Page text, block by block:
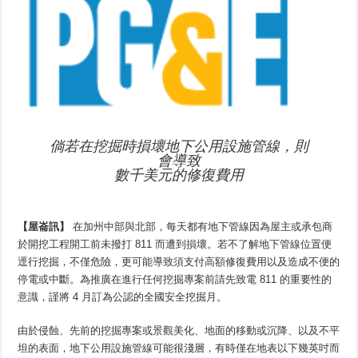
倘若在挖掘時損壞地下公用設施管線，則
會導致
數千美元的修復費用
【屋崙訊】
在加州中部與北部，每天都有地下管線因為屋主或承包商
於開挖工程開工前未撥打 811 而遭到損壞。若不了解地下管線位置便
逕行挖掘，不僅危險，更可能導致須支付高額修復費用以及造成不便的
停電或中斷。為推廣在進行任何挖掘專案前請先致電 811 的重要性的
意識，謹將 4 月訂為公認的全國安全挖掘月。
由於侵蝕、先前的挖掘專案或景觀美化、地面的移動或沉降、以及不平
坦的表面，地下公用設施管線可能很淺層，有時僅在地表以下幾英吋而